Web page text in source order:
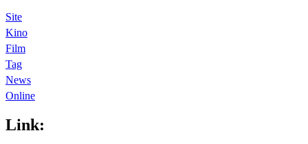
Site
Kino
Film
Tag
News
Online
Link: